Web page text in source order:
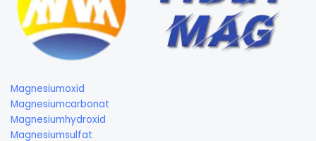
Magnesiumoxid
Magnesiumcarbonat
Magnesiumhydroxid
Magnesiumsulfat